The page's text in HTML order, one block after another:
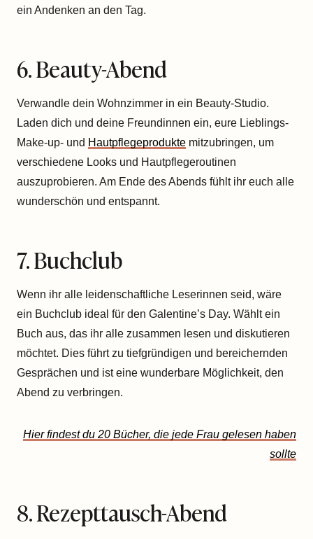
ein Andenken an den Tag.
6. Beauty-Abend
Verwandle dein Wohnzimmer in ein Beauty-Studio.
Laden dich und deine Freundinnen ein, eure Lieblings-
Make-up- und Hautpflegeprodukte mitzubringen, um
verschiedene Looks und Hautpflegeroutinen
auszuprobieren. Am Ende des Abends fühlt ihr euch alle
wunderschön und entspannt.
7. Buchclub
Wenn ihr alle leidenschaftliche Leserinnen seid, wäre
ein Buchclub ideal für den Galentine’s Day. Wählt ein
Buch aus, das ihr alle zusammen lesen und diskutieren
möchtet. Dies führt zu tiefgründigen und bereichernden
Gesprächen und ist eine wunderbare Möglichkeit, den
Abend zu verbringen.
Hier findest du 20 Bücher, die jede Frau gelesen haben
sollte
8. Rezepttausch-Abend